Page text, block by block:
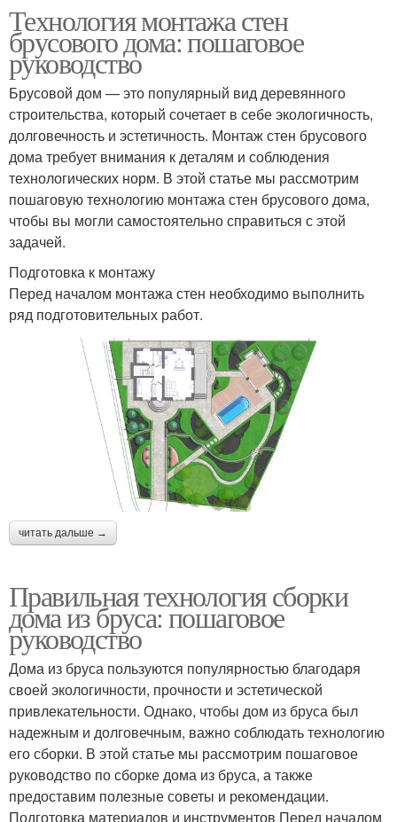
Технология монтажа стен
брусового дома: пошаговое
руководство
Брусовой дом — это популярный вид деревянного
строительства, который сочетает в себе экологичность,
долговечность и эстетичность. Монтаж стен брусового
дома требует внимания к деталям и соблюдения
технологических норм. В этой статье мы рассмотрим
пошаговую технологию монтажа стен брусового дома,
чтобы вы могли самостоятельно справиться с этой
задачей.
Подготовка к монтажу
Перед началом монтажа стен необходимо выполнить
ряд подготовительных работ.
читать дальше →
Правильная технология сборки
дома из бруса: пошаговое
руководство
Дома из бруса пользуются популярностью благодаря
своей экологичности, прочности и эстетической
привлекательности. Однако, чтобы дом из бруса был
надежным и долговечным, важно соблюдать технологию
его сборки. В этой статье мы рассмотрим пошаговое
руководство по сборке дома из бруса, а также
предоставим полезные советы и рекомендации.
Подготовка материалов и инструментов Перед началом